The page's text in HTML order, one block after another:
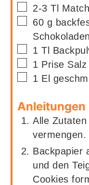
▢
2-3 Tl
▢
60 g
▢
1 Tl
▢
1 Prise Salz
▢
1 El
Anleitungen
Alle
vermengen.
Backpapier
und den
Cookies